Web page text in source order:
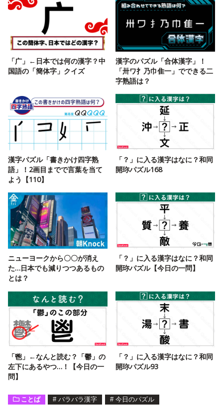
「广」←日本では何の漢字？中
国語の「簡体字」クイズ
漢字のパズル「合体漢字」！
「卅ワ扌乃巾隹一」でできる二
字熟語は？
漢字パズル「書きかけ四字熟
語」！2画目までで言葉を当て
よう【110】
「？」に入る漢字はなに？和同
開珎パズル168
ニューヨークから〇〇が消え
た…日本でも減りつつあるもの
とは？
「？」に入る漢字はなに？和同
開珎パズル【今日の一問】
「鬯」←なんと読む？「鬱」の
左下にあるやつ…！【今日の一
問】
「？」に入る漢字はなに？和同
開珎パズル93
ことば # バラバラ漢字 # 今日のパズル